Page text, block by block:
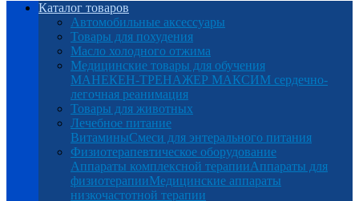
Каталог товаров
Автомобильные аксессуары
Товары для похудения
Масло холодного отжима
Медицинские товары для обучения
МАНЕКЕН-ТРЕНАЖЕР МАКСИМ сердечно-
легочная реанимация
Товары для животных
Лечебное питание
ВитаминыСмеси для энтерального питания
Физиотерапевтическое оборудование
Аппараты комплексной терапииАппараты для
физиотерапииМедицинские аппараты
низкочастотной терапии